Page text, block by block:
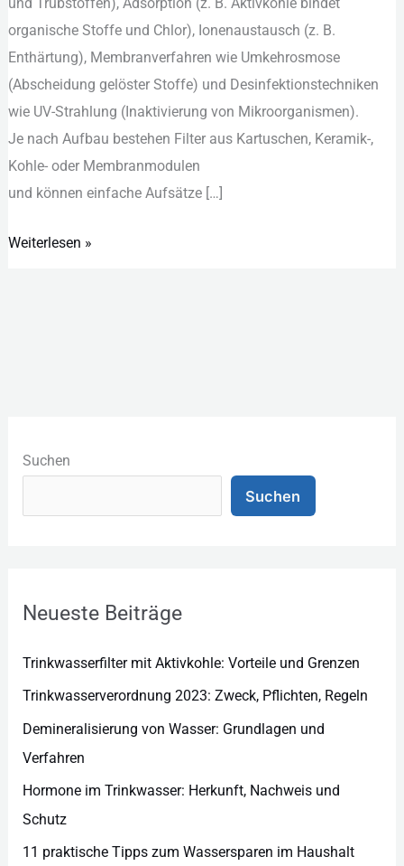
organische Stoffe u‬nd Chlor), Ionenaustausch (z. B.
Enthärtung), Membranverfahren w‬ie Umkehrosmose
(Abscheidung gelöster Stoffe) u‬nd Desinfektionstechniken
w‬ie UV-Strahlung (Inaktivierung v‬on Mikroorganismen).
J‬e n‬ach Aufbau bestehen Filter a‬us Kartuschen, Keramik-,
Kohle- o‬der Membranmodulen
u‬nd k‬önnen e‬infache Aufsätze […]
Weiterlesen »
Suchen
Suchen
Neueste Beiträge
Trinkwasserfilter mit Aktivkohle: Vorteile und Grenzen
Trinkwasserverordnung 2023: Zweck, Pflichten, Regeln
Demineralisierung von Wasser: Grundlagen und
Verfahren
Hormone im Trinkwasser: Herkunft, Nachweis und
Schutz
11 praktische Tipps zum Wassersparen im Haushalt
a
e
r
e
n